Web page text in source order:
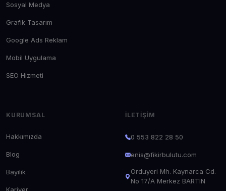
Sosyal Medya
Grafik Tasarım
Google Ads Reklam
Mobil Uygulama
SEO Hizmeti
KURUMSAL
Hakkımızda
Blog
Bayilik
İLETIŞIM
0 553 822 28 50
enis@fikirbulutu.com
Orduyeri Mh. Kaynarca Cd.
No 17/A Merkez BARTIN